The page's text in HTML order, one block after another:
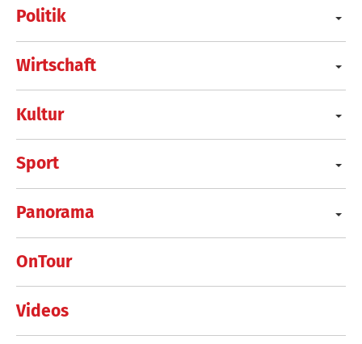
Politik
Wirtschaft
Kultur
Sport
Panorama
OnTour
Videos